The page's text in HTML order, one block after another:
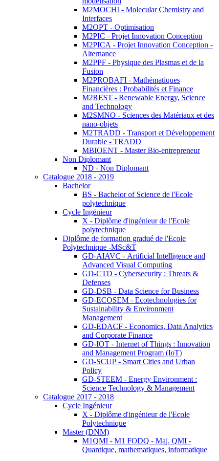
M2MOCHI - Molecular Chemistry and
Interfaces
M2OPT - Optimisation
M2PIC - Projet Innovation Conception
M2PICA - Projet Innovation Conception -
Alternance
M2PPF - Physique des Plasmas et de la
Fusion
M2PROBAFI - Mathématiques
Financières : Probabilités et Finance
M2REST - Renewable Energy, Science
and Technology
M2SMNO - Sciences des Matériaux et des
nano-objets
M2TRADD - Transport et Développement
Durable - TRADD
MBIOENT - Master Bio-entrepreneur
Non Diplomant
ND - Non Diplomant
Catalogue 2018 - 2019
Bachelor
BS - Bachelor of Science de l'Ecole
polytechnique
Cycle Ingénieur
X - Diplôme d'ingénieur de l'Ecole
polytechnique
Diplôme de formation gradué de l'Ecole
Polytechnique -MSc&T
GD-AIAVC - Artificial Intelligence and
Advanced Visual Computing
GD-CTD - Cybersecurity : Threats &
Defenses
GD-DSB - Data Science for Business
GD-ECOSEM - Ecotechnologies for
Sustainability & Environment
Management
GD-EDACF - Economics, Data Analytics
and Corporate Finance
GD-IOT - Internet of Things : Innovation
and Management Program (IoT)
GD-SCUP - Smart Cities and Urban
Policy
GD-STEEM - Energy Environment :
Science Technology & Management
Catalogue 2017 - 2018
Cycle Ingénieur
X - Diplôme d'ingénieur de l'Ecole
Polytechnique
Master (DNM)
M1QMI - M1 FODQ - Maj. QMI -
Quantique, mathematiques, informatique